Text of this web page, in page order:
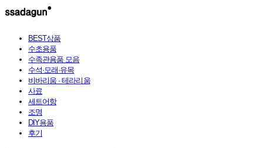
BEST상품
수초용품
수족관용품 모음
수석·모래·유목
비바리움 · 테라리움
사료
세트어항
조명
DIY용품
후기